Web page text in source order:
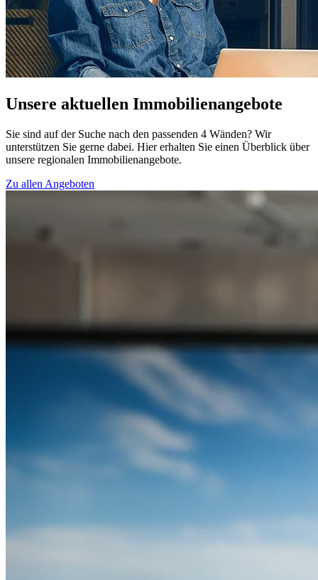
Unsere aktuellen Immobilienangebote
Sie sind auf der Suche nach den passenden 4 Wänden? Wir
unterstützen Sie gerne dabei. Hier erhalten Sie einen Überblick über
unsere regionalen Immobilienangebote.
Zu allen Angeboten